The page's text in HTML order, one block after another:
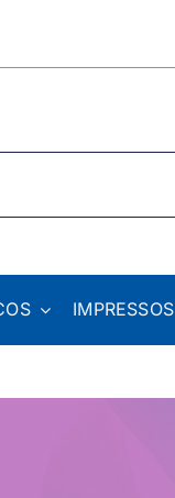
IMPRESSOS